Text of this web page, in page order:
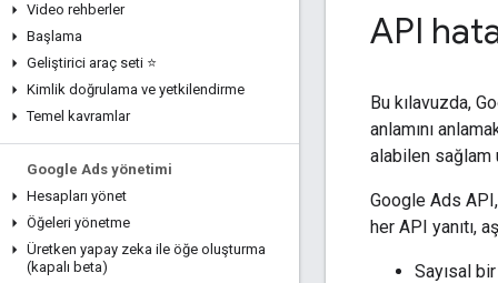
Video rehberler
Başlama
Geliştirici araç seti ⭐
Kimlik doğrulama ve yetkilendirme
Temel kavramlar
Google Ads yönetimi
Hesapları yönet
Öğeleri yönetme
Üretken yapay zeka ile öğe oluşturma
(kapalı beta)
API
Bu kılavuzda,
anlamını
alabilen sağlam
Google Ads
her API yanıtı,
Sayısal